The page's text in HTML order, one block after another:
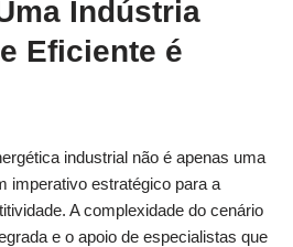
Indústria
Eficiente é
industrial não é apenas uma
imperativo estratégico para a
A complexidade do cenário
e o apoio de especialistas que